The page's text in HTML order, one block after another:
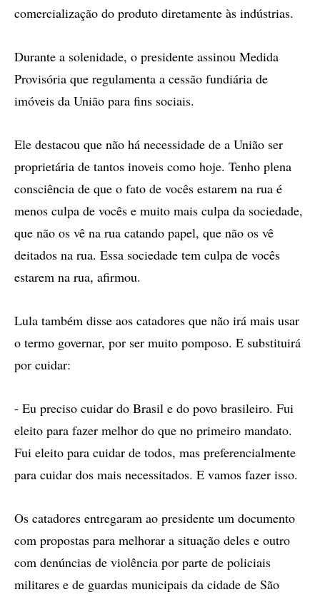
comercialização do produto diretamente às indústrias.
Durante a solenidade, o presidente assinou Medida
Provisória que regulamenta a cessão fundiária de
imóveis da União para fins sociais.
Ele destacou que não há necessidade de a União ser
proprietária de tantos inoveis como hoje. Tenho plena
consciência de que o fato de vocês estarem na rua é
menos culpa de vocês e muito mais culpa da sociedade,
que não os vê na rua catando papel, que não os vê
deitados na rua. Essa sociedade tem culpa de vocês
estarem na rua, afirmou.
Lula também disse aos catadores que não irá mais usar
o termo governar, por ser muito pomposo. E substituirá
por cuidar:
- Eu preciso cuidar do Brasil e do povo brasileiro. Fui
eleito para fazer melhor do que no primeiro mandato.
Fui eleito para cuidar de todos, mas preferencialmente
para cuidar dos mais necessitados. E vamos fazer isso.
Os catadores entregaram ao presidente um documento
com propostas para melhorar a situação deles e outro
com denúncias de violência por parte de policiais
militares e de guardas municipais da cidade de São